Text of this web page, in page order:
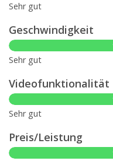
Sehr gut
Geschwindigkeit
Sehr gut
Videofunktionalität
Sehr gut
Preis/Leistung